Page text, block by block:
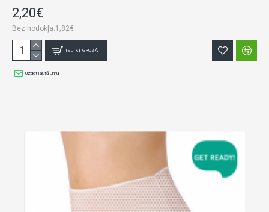
2,20€
Bez nodokļa:1,82€
IELIKT GROZĀ
Uzdot jautājumu